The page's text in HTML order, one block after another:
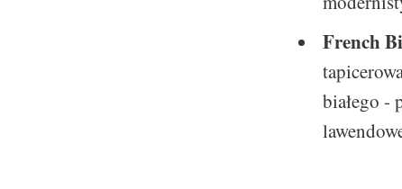
French
białego -